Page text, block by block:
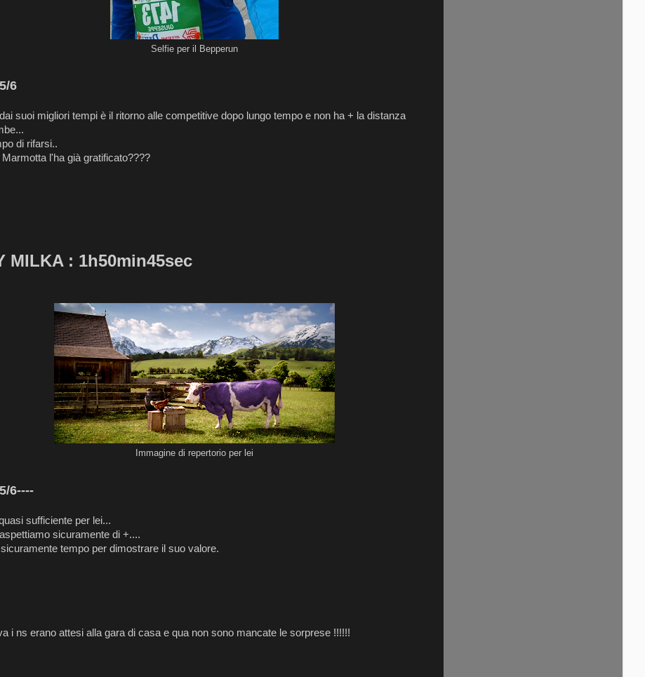
Selfie per il Bepperun
6
suoi migliori tempi è il ritorno alle competitive dopo lungo tempo e non ha + la distanza
di rifarsi..
Marmotta l'ha già gratificato????
MILKA : 1h50min45sec
Immagine di repertorio per lei
6----
sufficiente per lei...
sicuramente di +....
tempo per dimostrare il suo valore.
i ns erano attesi alla gara di casa e qua non sono mancate le sorprese !!!!!!